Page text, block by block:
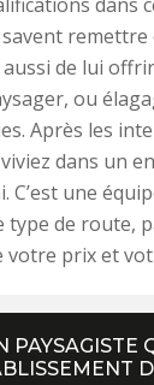
de lui
ou
Après les
dans un
C’est une
type de route,
prix et
PAYSAGISTE